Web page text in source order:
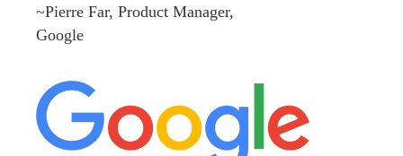
~Pierre Far, Product Manager,
Google